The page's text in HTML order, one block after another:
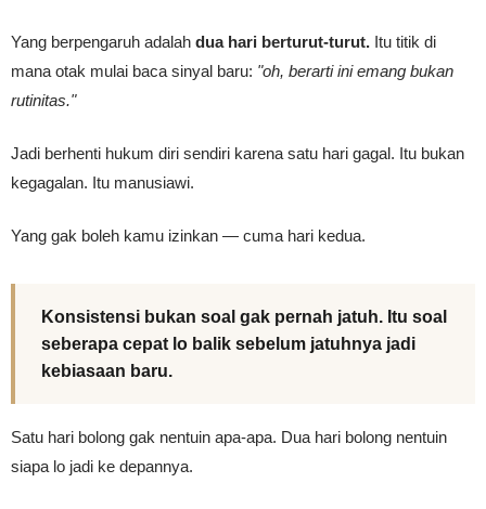
Yang berpengaruh adalah dua hari berturut-turut. Itu titik di
mana otak mulai baca sinyal baru: "oh, berarti ini emang bukan
rutinitas."
Jadi berhenti hukum diri sendiri karena satu hari gagal. Itu bukan
kegagalan. Itu manusiawi.
Yang gak boleh kamu izinkan — cuma hari kedua.
Konsistensi bukan soal gak pernah jatuh. Itu soal
seberapa cepat lo balik sebelum jatuhnya jadi
kebiasaan baru.
Satu hari bolong gak nentuin apa-apa. Dua hari bolong nentuin
siapa lo jadi ke depannya.